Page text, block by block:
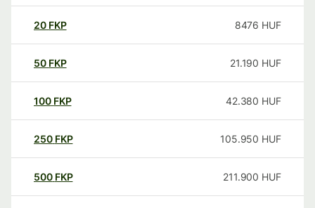
20 FKP 8476 HUF
50 FKP 21.190 HUF
100 FKP 42.380 HUF
250 FKP 105.950 HUF
500 FKP 211.900 HUF